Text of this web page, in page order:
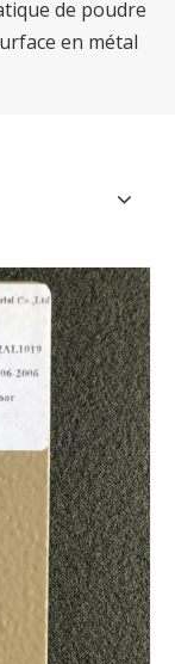
de poudre
en métal